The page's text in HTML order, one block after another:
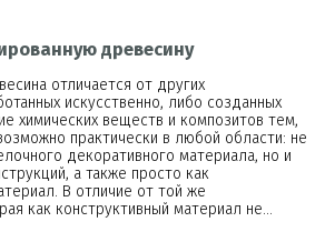
древесину
отличается от других
искусственно, либо созданных
химических веществ и композитов тем,
практически в любой области: не
декоративного материала, но и
а также просто как
В отличие от той же
как конструктивный материал не…